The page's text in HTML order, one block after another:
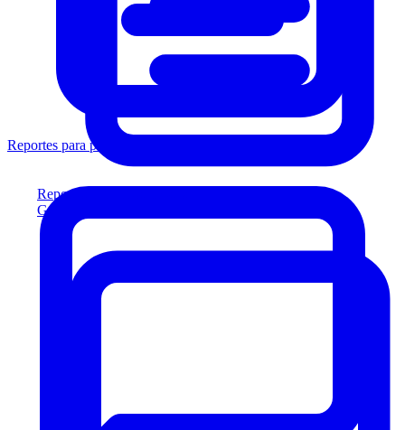
Reportes para prestamistas
Genere reportes listos para el prestamista
Reportes para prestamistas